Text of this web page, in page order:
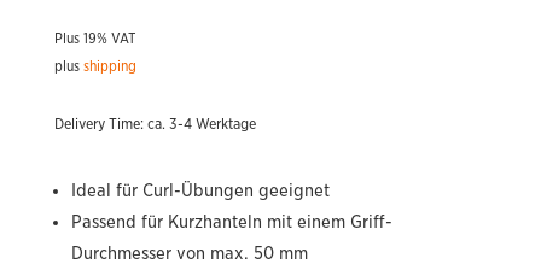
Plus 19% VAT
plus shipping
Delivery Time: ca. 3-4 Werktage
Ideal für Curl-Übungen geeignet
Passend für Kurzhanteln mit einem Griff-
Durchmesser von max. 50 mm